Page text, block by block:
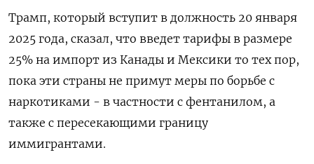
Трамп, который вступит в должность 20 января
2025 года, сказал, что введет тарифы в размере
25% на импорт из Канады и Мексики то тех пор,
пока эти страны не примут меры по борьбе с
наркотиками - в частности с фентанилом, а
также с пересекающими границу
иммигрантами.